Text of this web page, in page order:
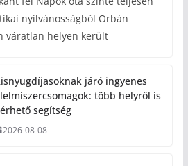
nyilvánosságból Orbán
váratlan helyen került
járó ingyenes
több helyről is
segítség
2026-08-08